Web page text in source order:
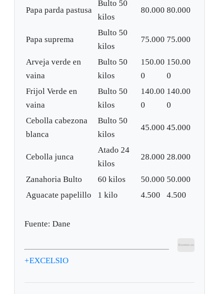
Papa parda pastusa
Bulto 50
kilos
80.000 80.000
Papa suprema
Bulto 50
kilos
75.000 75.000
Arveja verde en
vaina
Bulto 50
kilos
150.00
0
150.00
0
Frijol Verde en
vaina
Bulto 50
kilos
140.00
0
140.00
0
Cebolla cabezona
blanca
Bulto 50
kilos
45.000 45.000
Cebolla junca
Atado 24
kilos
28.000 28.000
Zanahoria Bulto 60 kilos 50.000 50.000
Aguacate papelillo
1 kilo 4.500 4.500
Fuente: Dane
+EXCELSIO